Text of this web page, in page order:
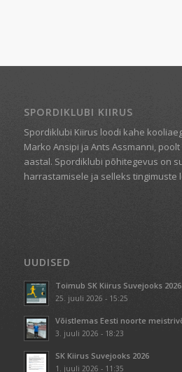
SPORDIKLUBI KIIRUS
Spordiklubi Kiirus loodi kahe
Marko Ansipi ja Ants Assmanni, poolt
aastal. Spordiklubi põhitegevus on
harrastamisele ja selleks tingimuste
UUDISED
Toimub SK Kiirus Suvejooks 2026
25. juuli 2026 - 15:25
Võistlemas Eesti noorte
3. juuli 2026 - 18:23
SK Kiirus Suvejooks 2026
1. juuli 2026 - 11:35